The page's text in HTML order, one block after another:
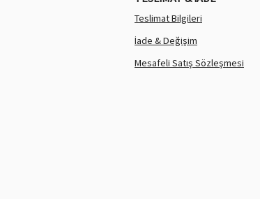
Teslimat Bilgileri
İade & Değişim
Mesafeli Satış Sözleşmesi